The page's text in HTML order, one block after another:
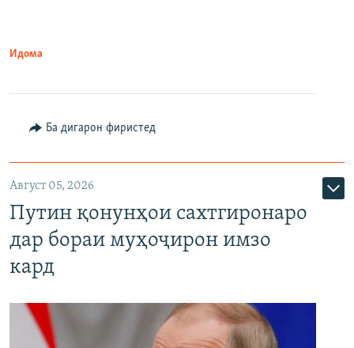
Идома
Ба дигарон фиристед
Август 05, 2026
Путин қонунҳои сахтгиронаро
дар бораи муҳоҷирон имзо
кард